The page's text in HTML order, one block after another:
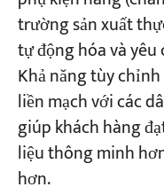
trường sản xuất
tự động hóa và
Khả năng tùy
liền mạch với các
giúp khách hàng
liệu thông minh
hơn.